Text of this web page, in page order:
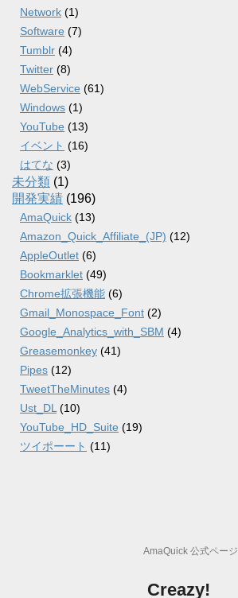
Network (1)
Software (7)
Tumblr (4)
Twitter (8)
WebService (61)
Windows (1)
YouTube (13)
イベント (16)
はてな (3)
未分類 (1)
開発実績 (196)
AmaQuick (13)
Amazon_Quick_Affiliate_(JP) (12)
AppleOutlet (6)
Bookmarklet (49)
Chrome拡張機能 (6)
Gmail_Monospace_Font (2)
Google_Analytics_with_SBM (4)
Greasemonkey (41)
Pipes (12)
TweetTheMinutes (4)
Ust_DL (10)
YouTube_HD_Suite (19)
ツイポーート (11)
AmaQuick 公式ページ
Creazy!